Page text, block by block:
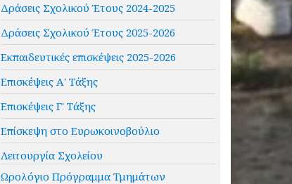
Δράσεις Σχολικού Έτους 2024-2025
Δράσεις Σχολικού Έτους 2025-2026
Εκπαιδευτικές επισκέψεις 2025-2026
Επισκέψεις Α' Τάξης
Επισκέψεις Γ' Τάξης
Επίσκεψη στο Ευρωκοινοβούλιο
Λειτουργία Σχολείου
Ωρολόγιο Πρόγραμμα Τμημάτων